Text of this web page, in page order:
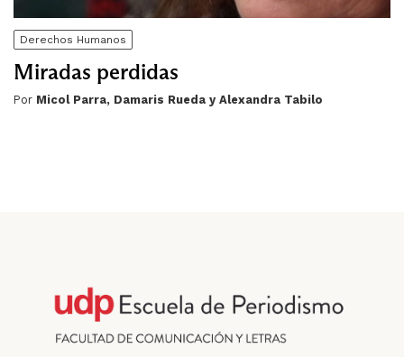
Derechos Humanos
Miradas perdidas
Por Micol Parra, Damaris Rueda y Alexandra Tabilo